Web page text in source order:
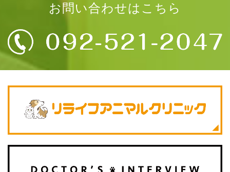
お問い合わせはこちら